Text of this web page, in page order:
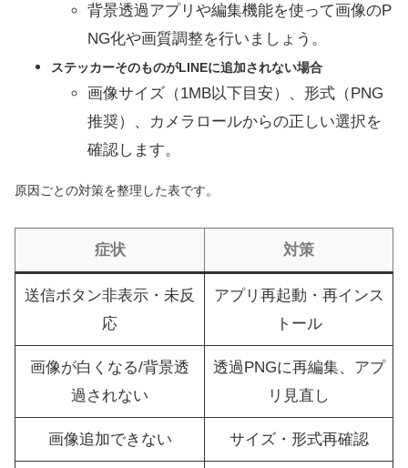
背景透過アプリや編集機能を使って画像のP
NG化や画質調整を行いましょう。
ステッカーそのものがLINEに追加されない場合
画像サイズ（1MB以下目安）、形式（PNG
推奨）、カメラロールからの正しい選択を
確認します。
原因ごとの対策を整理した表です。
症状 対策
送信ボタン非表示・未反
応
アプリ再起動・再インス
トール
画像が白くなる/背景透
過されない
透過PNGに再編集、アプ
リ見直し
画像追加できない サイズ・形式再確認